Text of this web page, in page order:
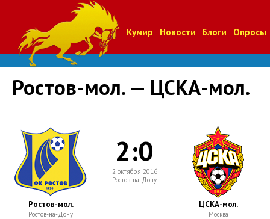
Кумир Новости Блоги Опросы
Ростов-мол. — ЦСКА-мол.
Ростов-мол.
Ростов-на-Дону
2:0
2 октября 2016
Ростов-на-Дону
ЦСКА-мол.
Москва